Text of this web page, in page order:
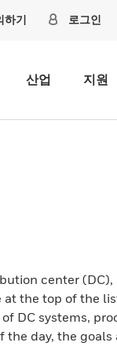
하기 로그인
산업 지원
center
at the top of the
DC systems,
day, the goals